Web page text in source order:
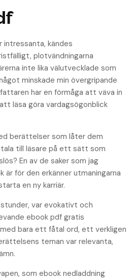
intressanta, kändes
plotvändningarna
inte lika välutvecklade som
minskade min övergripande
har en förmåga att väva in
läsa göra vardagsögonblick
berättelser som låter dem
till läsare på ett sätt som
En av de saker som jag
är för den erkänner utmaningarna
en ny karriär.
var evokativt och
ebook pdf gratis
bara ett fåtal ord, ett verkligen
teman var relevanta,
som ebook nedladdning